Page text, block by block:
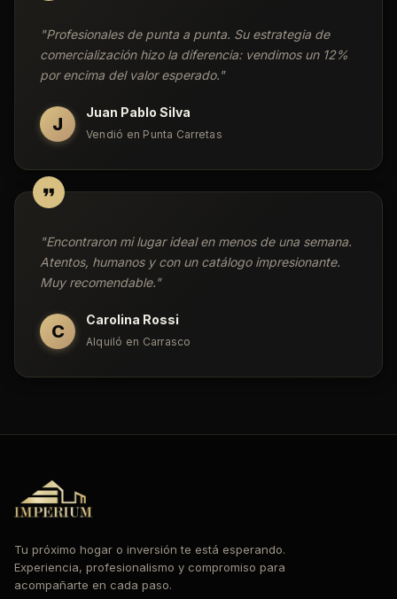
"Profesionales de punta a punta. Su estrategia de
comercialización hizo la diferencia: vendimos un 12%
por encima del valor esperado."
J
Juan Pablo Silva
Vendió en Punta Carretas
"Encontraron mi lugar ideal en menos de una semana.
Atentos, humanos y con un catálogo impresionante.
Muy recomendable."
C
Carolina Rossi
Alquiló en Carrasco
Tu próximo hogar o inversión te está esperando.
Experiencia, profesionalismo y compromiso para
acompañarte en cada paso.